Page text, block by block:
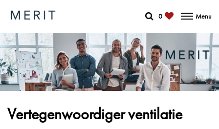
0 Menu
Vertegenwoordiger ventilatie